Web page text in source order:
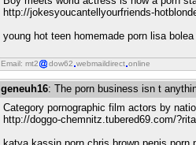
http://jokesyoucantellyourfriends-
young hot teen homemade porn lisa
Email: mt2 dow62 webmaildirect online
geneuh16: The porn business isn t
Category pornographic film actors by
http://doggo-chemnitz.tubered69.com/